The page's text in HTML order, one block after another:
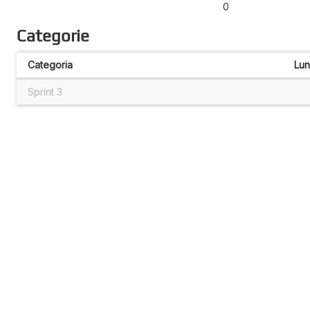
0
Categorie
Categoria
Sprint 3